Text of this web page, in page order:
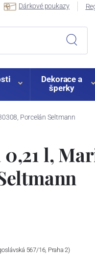
Dárkové poukazy
Dekorace a
šperky
Porcelán Seltmann
l,
567/16, Praha 2)